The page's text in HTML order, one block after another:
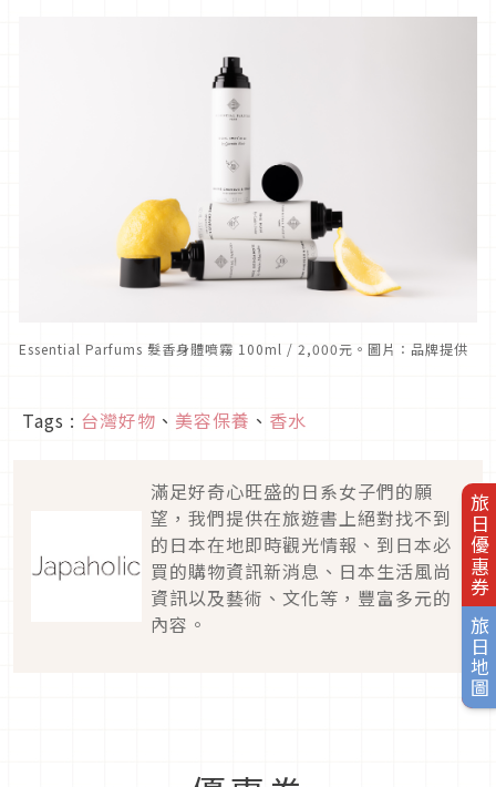
旅日優惠券
旅日地圖
Essential Parfums 髮香身體噴霧 100ml / 2,000元。圖片：品牌提供
Tags : 台灣好物 、 美容保養 、 香水
滿足好奇心旺盛的日系女子們的願
望，我們提供在旅遊書上絕對找不到
的日本在地即時觀光情報、到日本必
買的購物資訊新消息、日本生活風尚
資訊以及藝術、文化等，豐富多元的
內容。